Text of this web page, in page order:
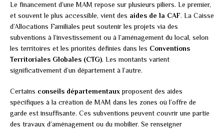
Le financement d’une MAM repose sur plusieurs piliers. Le premier,
et souvent le plus accessible, vient des aides de la CAF. La Caisse
d’Allocations Familiales peut soutenir les projets via des
subventions à l’investissement ou à l’aménagement du local, selon
les territoires et les priorités définies dans les Conventions
Territoriales Globales (CTG). Les montants varient
significativement d’un département à l’autre.
Certains conseils départementauxproposent des aides
spécifiques à la création de MAM dans les zones où l’offre de
garde est insuffisante. Ces subventions peuvent couvrir une partie
des travaux d’aménagement ou du mobilier. Se renseigner